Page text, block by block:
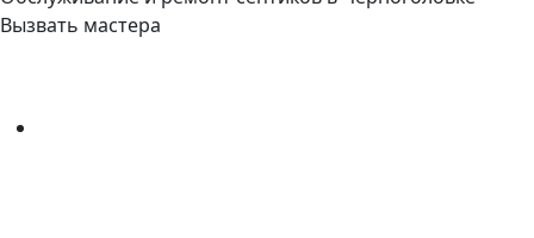
Вызвать мастера